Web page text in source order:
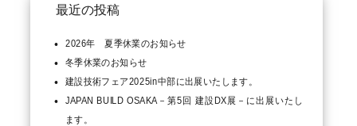
最近の投稿
2026年 夏季休業のお知らせ
冬季休業のお知らせ
建設技術フェア2025in中部に出展いたします。
JAPAN BUILD OSAKA－第5回 建設DX展－に出展いたし
ます。